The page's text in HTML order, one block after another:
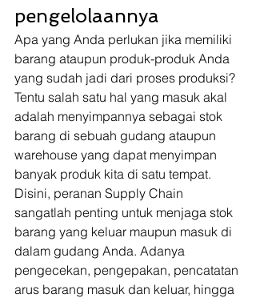
pengelolaannya
Apa yang Anda perlukan jika memiliki
barang ataupun produk-produk Anda
yang sudah jadi dari proses produksi?
Tentu salah satu hal yang masuk akal
adalah menyimpannya sebagai stok
barang di sebuah gudang ataupun
warehouse yang dapat menyimpan
banyak produk kita di satu tempat.
Disini, peranan Supply Chain
sangatlah penting untuk menjaga stok
barang yang keluar maupun masuk di
dalam gudang Anda. Adanya
pengecekan, pengepakan, pencatatan
arus barang masuk dan keluar, hingga